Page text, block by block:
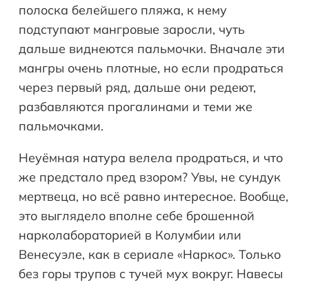
полоска белейшего пляжа, к нему
подступают мангровые заросли, чуть
дальше виднеются пальмочки. Вначале эти
мангры очень плотные, но если продраться
через первый ряд, дальше они редеют,
разбавляются прогалинами и теми же
пальмочками.
Неуёмная натура велела продраться, и что
же предстало пред взором? Увы, не сундук
мертвеца, но всё равно интересное. Вообще,
это выглядело вполне себе брошенной
нарколабораторией в Колумбии или
Венесуэле, как в сериале «Наркос». Только
без горы трупов с тучей мух вокруг. Навесы